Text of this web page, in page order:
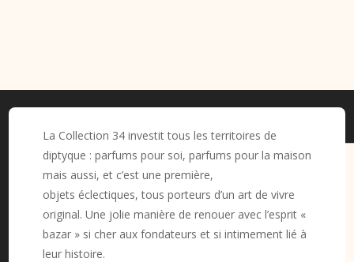
La Collection 34 investit tous les territoires de
diptyque : parfums pour soi, parfums pour la maison
mais aussi, et c’est une première,
objets éclectiques, tous porteurs d’un art de vivre
original. Une jolie manière de renouer avec l’esprit «
bazar » si cher aux fondateurs et si intimement lié à
leur histoire.